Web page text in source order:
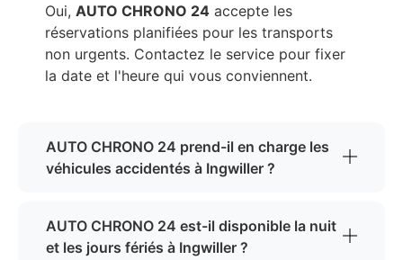
Oui, AUTO CHRONO 24 accepte les
réservations planifiées pour les transports
non urgents. Contactez le service pour fixer
la date et l'heure qui vous conviennent.
AUTO CHRONO 24 prend-il en charge les
véhicules accidentés à Ingwiller ?
AUTO CHRONO 24 est-il disponible la nuit
et les jours fériés à Ingwiller ?